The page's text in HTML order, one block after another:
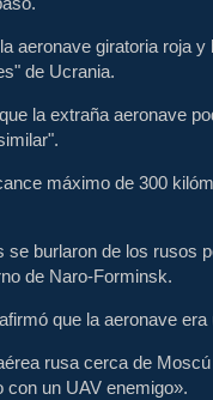
aeronave giratoria roja y
de Ucrania.
la extraña aeronave
máximo de 300
se burlaron de los rusos
de Naro-Forminsk.
que la aeronave
rusa cerca de
con un UAV enemigo».